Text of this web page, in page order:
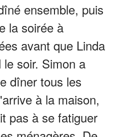
ensemble, puis
la soirée à
avant que Linda
soir. Simon a
dîner tous les
à la maison,
pas à se fatiguer